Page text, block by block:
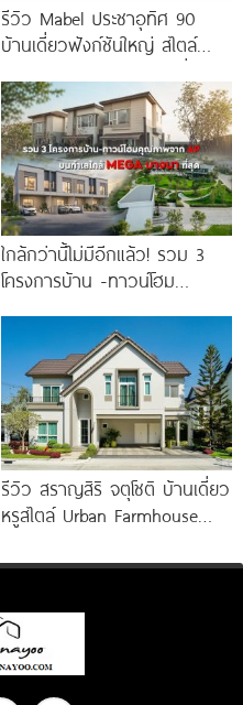
รีวิว Mabel ประชาอุทิศ 90
บ้านเดี่ยวฟังก์ชันใหญ่ สไตล์
ต่อพระราม 3-สาทร
ใกล้กว่านี้ไม่มีอีกแล้ว! รวม 3
โครงการบ้าน -ทาวน์โฮม
MEGA บางนา เพียง
รีวิว สราญสิริ จตุโชติ บ้านเดี่ยว
หรูสไตล์ Urban Farmhouse​
ทางด่วนจตุโชติ เริ่ม 8.59